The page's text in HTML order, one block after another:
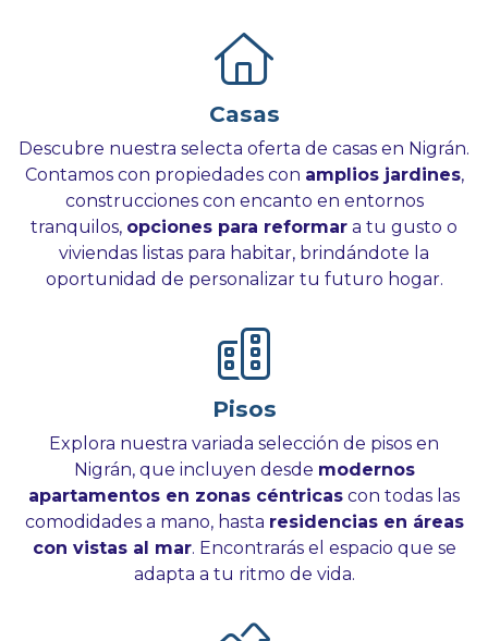
Casas
Descubre nuestra selecta oferta de casas en Nigrán.
Contamos con propiedades con amplios jardines,
construcciones con encanto en entornos
tranquilos, opciones para reformar a tu gusto o
viviendas listas para habitar, brindándote la
oportunidad de personalizar tu futuro hogar.
Pisos
Explora nuestra variada selección de pisos en
Nigrán, que incluyen desde modernos
apartamentos en zonas céntricas con todas las
comodidades a mano, hasta residencias en áreas
con vistas al mar. Encontrarás el espacio que se
adapta a tu ritmo de vida.